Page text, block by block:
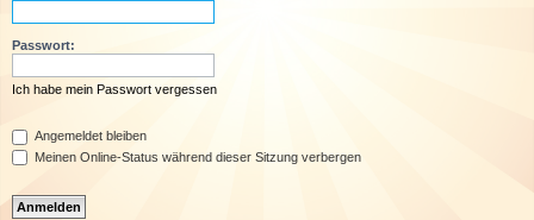
Passwort:
Ich habe mein Passwort vergessen
Angemeldet bleiben
Meinen Online-Status während dieser Sitzung verbergen